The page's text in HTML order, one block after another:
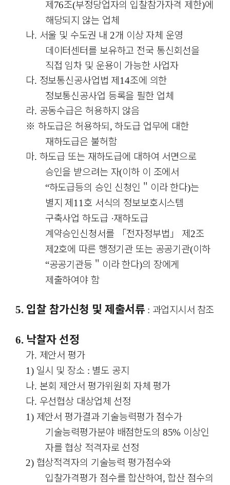
제76조(부정당업자의 입찰참가자격 제한)에
해당되지 않는 업체
나. 서울 및 수도권 내 2개 이상 자체 운영
데이터센터를 보유하고 전국 통신회선을
직접 임차 및 운용이 가능한 사업자
다. 정보통신공사업법 제14조에 의한
정보통신공사업 등록을 필한 업체
라. 공동수급은 허용하지 않음
※ 하도급은 허용하되,하도급 업무에 대한
재하도급은 불허함
마. 하도급 또는 재하도급에 대하여 서면으로
승인을 받으려는 자(이하 이 조에서
“하도급등의 승인 신청인 ＂ 이라 한다)는
별지 제11 호 서식의 정보보호시스템
구축사업 하도급 ·재하도급
계약승인신청서를
「전자정부법 」 제2조
제2호에 따른 행정기관 또는 공공기관(이하
“공공기관등 ＂ 이라 한다)의 장에게
제출하여야 함
5. 입찰 참가신청 및 제출서류 : 과업지시서 참조
6. 낙찰자 선정
가. 제안서 평가
1) 일시 및 장소 : 별도 공지
나. 본회 제안서 평가위원회 자체 평가
다. 우선협상 대상업체 선정
1) 제안서 평가결과 기술능력평가 점수가
기술능력평가분야 배점한도의 85% 이상인
자를 협상 적격자로 선정
2) 협상적격자의 기술능력 평가점수와
입찰가격평가 점수를 합산하여,합산 점수의